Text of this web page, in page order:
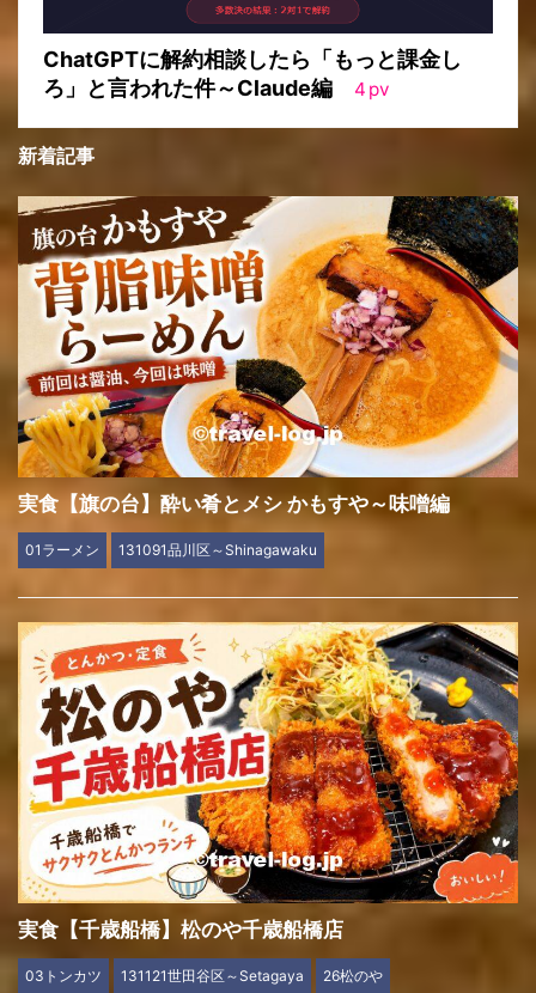
ChatGPTに解約相談したら「もっと課金し
ろ」と言われた件～Claude編
4 pv
新着記事
実食【旗の台】酔い肴とメシ かもすや～味噌編
01ラーメン 131091品川区～Shinagawaku
実食【千歳船橋】松のや千歳船橋店
03トンカツ 131121世田谷区～Setagaya 26松のや